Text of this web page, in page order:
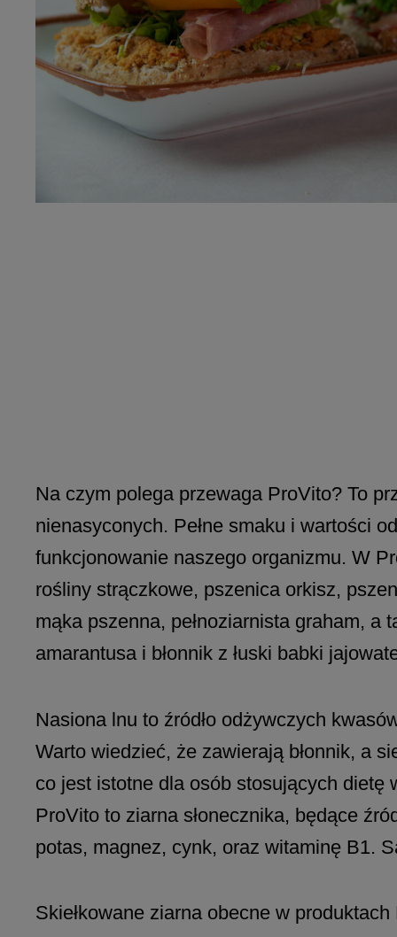
Na czym polega przewaga ProVito? To
nienasyconych. Pełne smaku i wartości
funkcjonowanie naszego organizmu. W
rośliny strączkowe, pszenica orkisz,
mąka pszenna, pełnoziarnista graham,
amarantusa i błonnik z łuski babki
Nasiona lnu to źródło odżywczych
Warto wiedzieć, że zawierają błonnik, a
co jest istotne dla osób stosujących dietę
ProVito to ziarna słonecznika, będące
potas, magnez, cynk, oraz witaminę B1.
Skiełkowane ziarna obecne w